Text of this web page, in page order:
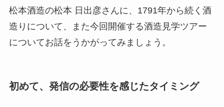
松本酒造の松本 日出彦さんに、1791年から続く酒
造りについて、また今回開催する酒造見学ツアー
についてお話をうかがってみましょう。
初めて、発信の必要性を感じたタイミング